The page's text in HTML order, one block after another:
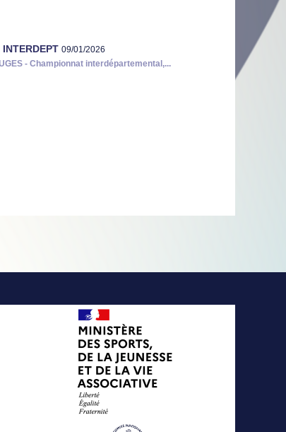
09/01/2026
- Championnat interdépartemental,...